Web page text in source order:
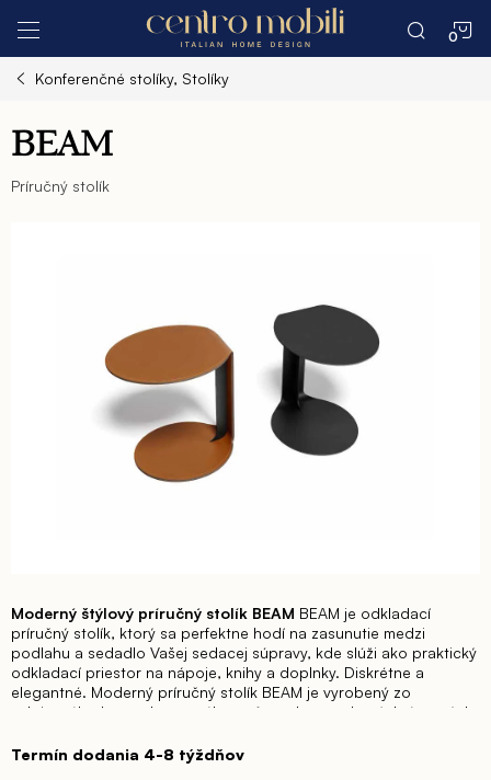
Konferenčné stolíky, Stolíky
BEAM
Príručný stolík
Moderný štýlový príručný stolík BEAM BEAM je odkladací
príručný stolík, ktorý sa perfektne hodí na zasunutie medzi
podlahu a sedadlo Vašej sedacej súpravy, kde slúži ako praktický
odkladací priestor na nápoje, knihy a doplnky. Diskrétne a
elegantné. Moderný príručný stolík BEAM je vyrobený zo
zakriveného kovu, dostupného v rôznych povrchových úpravách
viditeľným prešívaním, takmer ako na mieru.
Termín dodania 4-8 týždňov